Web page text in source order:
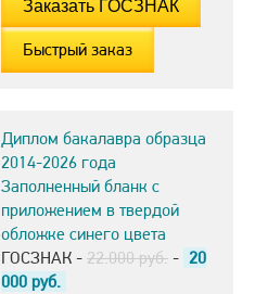
Быстрый заказ
Диплом бакалавра образца
2014-2026 года
Заполненный бланк с
приложением в твердой
обложке синего цвета
ГОСЗНАК - 22.000 руб. - 20
000 руб.